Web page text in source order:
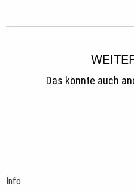
Das könnte auch
Info